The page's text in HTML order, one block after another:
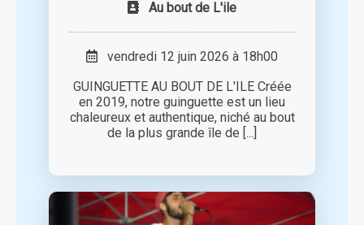
Au bout de L'ile
vendredi 12 juin 2026 à 18h00
GUINGUETTE AU BOUT DE L'ILE Créée
en 2019, notre guinguette est un lieu
chaleureux et authentique, niché au bout
de la plus grande île de [...]